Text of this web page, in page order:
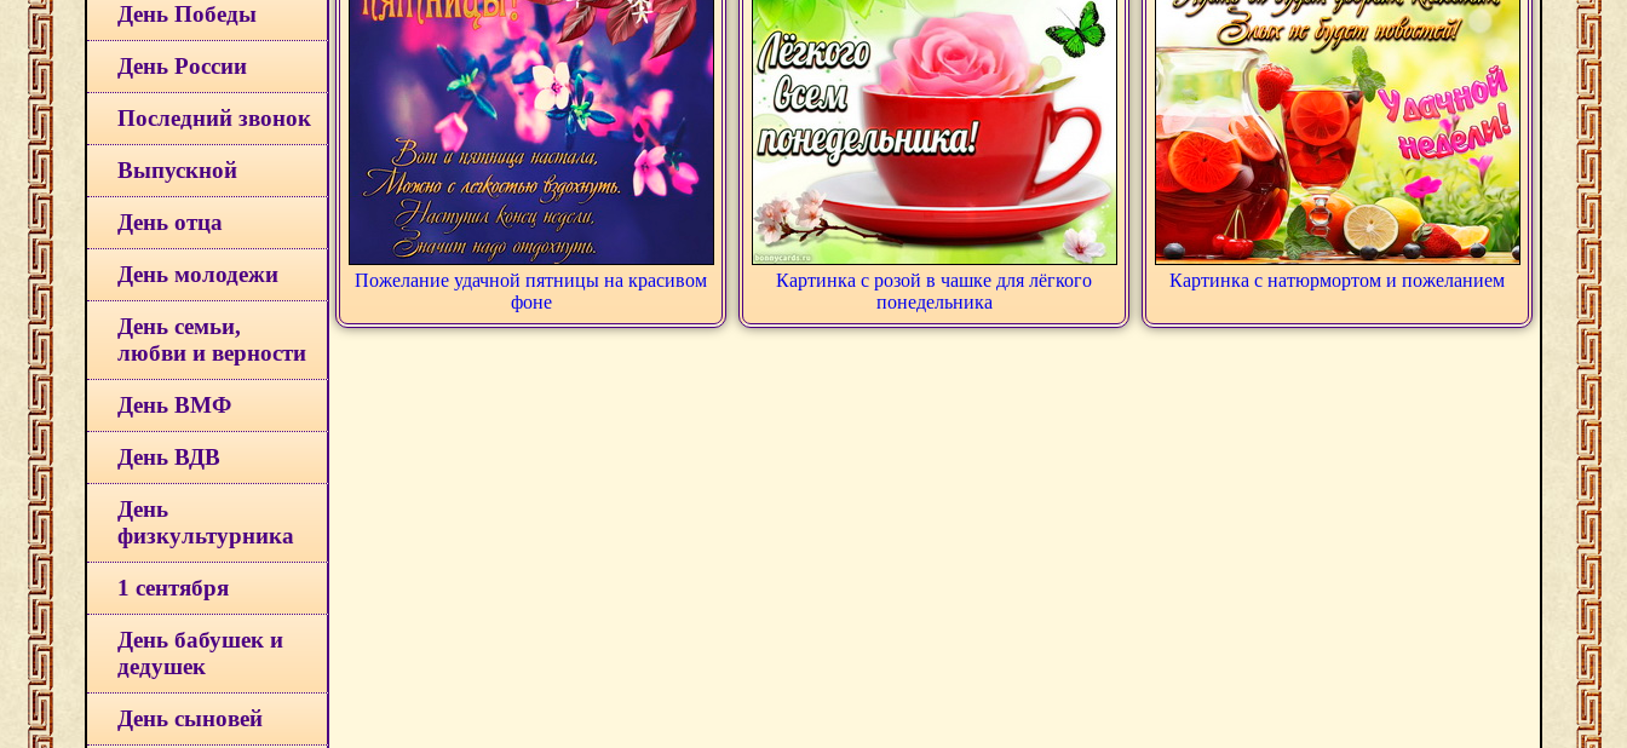
День Победы
День России
Последний звонок
Выпускной
День отца
День молодежи
День семьи,
любви и верности
День ВМФ
День ВДВ
День
физкультурника
1 сентября
День бабушек и
дедушек
День сыновей
Пожелание удачной пятницы на красивом
фоне
Картинка с розой в чашке для лёгкого
понедельника
Картинка с натюрмортом и пожеланием